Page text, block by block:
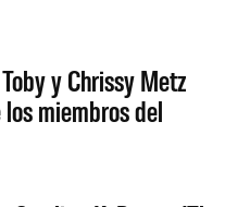
y Chrissy Metz
miembros del